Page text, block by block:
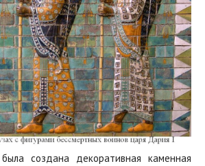
создана декоративная каменная